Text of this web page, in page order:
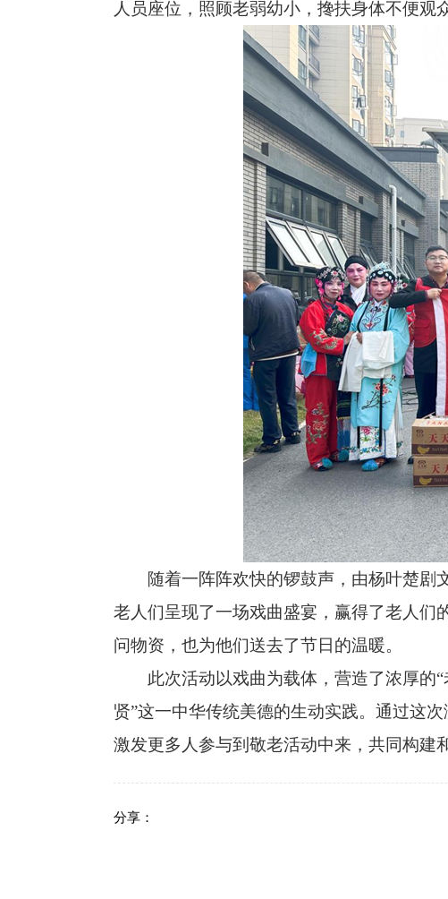
人员座位，照顾老弱幼小，搀扶身体不便观
随着一阵阵欢快的锣鼓声，由杨叶楚剧文
老人们呈现了一场戏曲盛宴，赢得了老人们
问物资，也为他们送去了节日的温暖。
此次活动以戏曲为载体，营造了浓厚的“
贤”这一中华传统美德的生动实践。通过这
激发更多人参与到敬老活动中来，共同构建
分享：